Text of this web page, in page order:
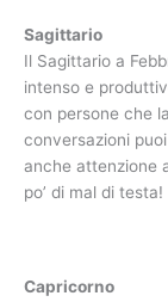
Sagittario
Il Sagittario a
intenso e
con persone che
conversazioni
anche attenzione
po’ di mal di testa!
Capricorno